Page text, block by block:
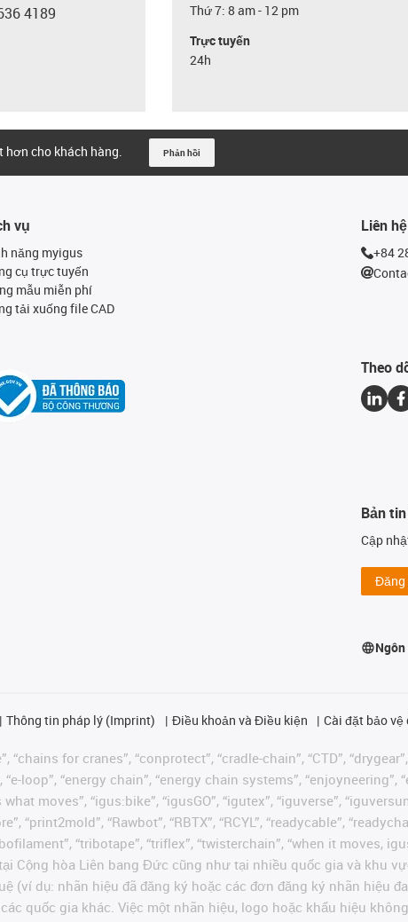
4189
Thứ 7: 8 am - 12 pm
Trực tuyến
24h
cho khách hàng. Phản hồi
vụ
năng myigus
cụ trực tuyến
mẫu miễn phí
tải xuống file CAD
Liên hệ
+84
Theo
Bản
Cập
Đăng
Thông tin pháp lý (Imprint) Điều khoản và Điều kiện Cài đặt bảo vệ
for cranes”, “conprotect”, “cradle-chain”, “CTD”,
loop”, “energy chain”, “energy chain systems”, “enjoyneering”,
moves”, “igus:bike”, “igusGO”, “igutex”, “iguverse”,
“Rawbot”, “RBTX”, “RCYL”, “readycable”,
“tribotape”, “triflex”, “twisterchain”, “when it moves,
Cộng hòa Liên bang Đức cũng như tại nhiều quốc gia và khu
(ví dụ: nhãn hiệu đã đăng ký hoặc các đơn đăng ký nhãn hiệu
quốc gia khác. Việc một nhãn hiệu, logo hoặc khẩu hiệu